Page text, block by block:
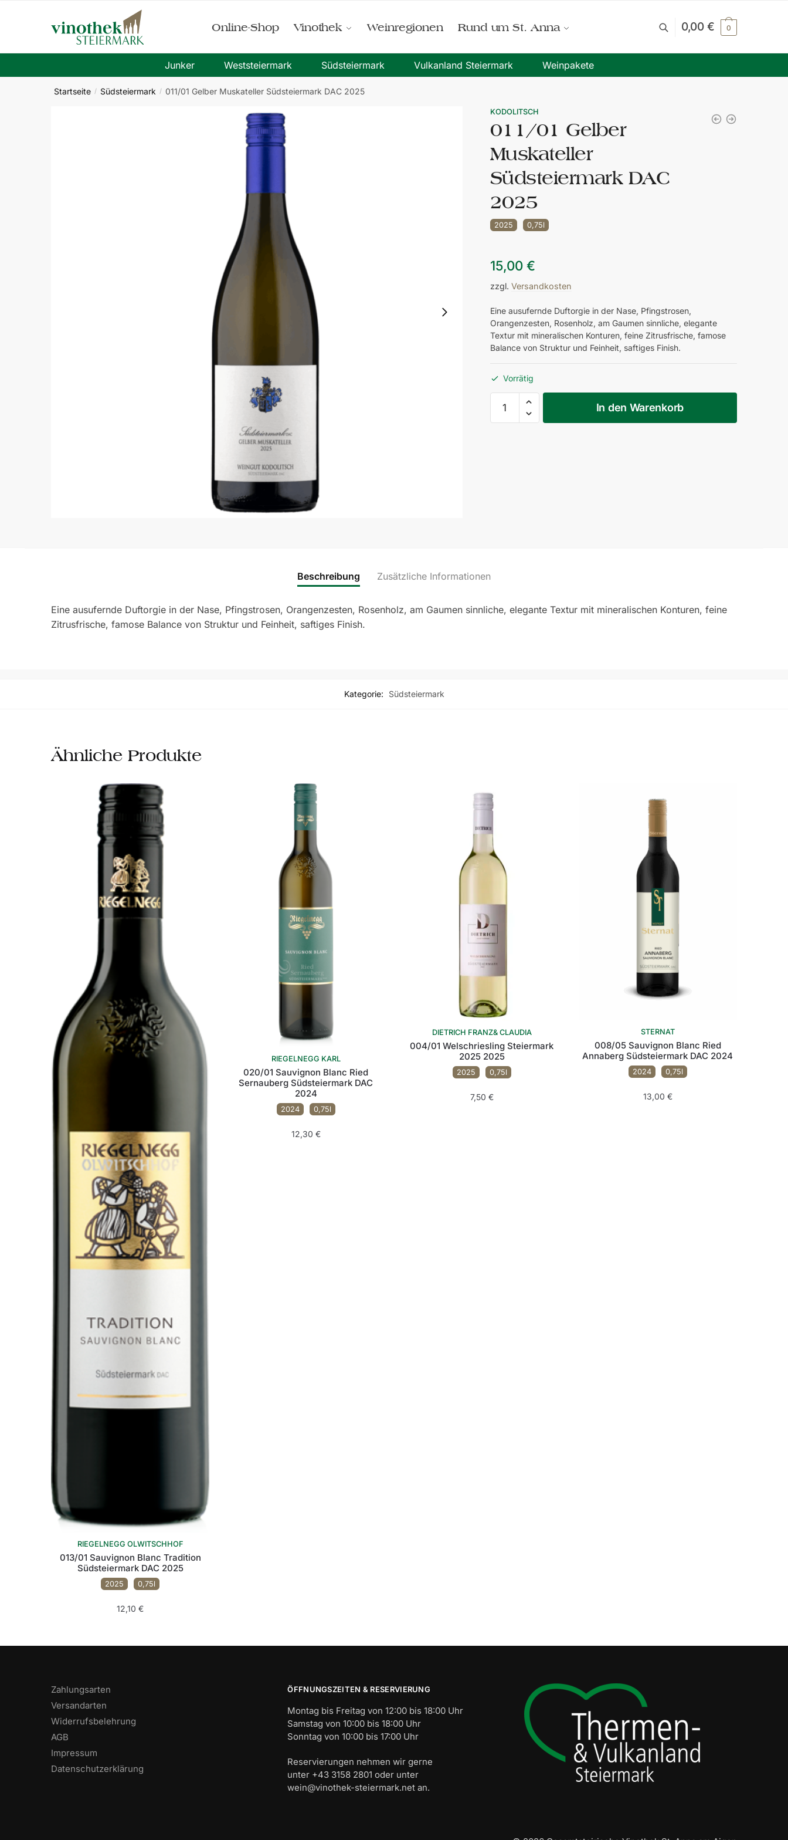
Online-Shop Vinothek Weinregionen Rund um St. Anna 0,00€ 0
Junker Weststeiermark Südsteiermark Vulkanland Steiermark Weinpakete
Startseite / Südsteiermark / 011/01 Gelber Muskateller Südsteiermark DAC 2025
KODOLITSCH
011/01 Gelber
Muskateller
Südsteiermark DAC
2025
2025 0,75l
15,00 €
zzgl. Versandkosten
Eine ausufernde Duftorgie in der Nase, Pfingstrosen,
Orangenzesten, Rosenholz, am Gaumen sinnliche, elegante
Textur mit mineralischen Konturen, feine Zitrusfrische, famose
Balance von Struktur und Feinheit, saftiges Finish.
Vorrätig
Gelber
In den Warenkorb
Beschreibung Zusätzliche Informationen
Eine ausufernde Duftorgie in der Nase, Pfingstrosen, Orangenzesten, Rosenholz, am Gaumen sinnliche, elegante Textur mit mineralischen Konturen, feine
Zitrusfrische, famose Balance von Struktur und Feinheit, saftiges Finish.
Kategorie: Südsteiermark
Ähnliche Produkte
RIEGELNEGG OLWITSCHHOF
013/01 Sauvignon Blanc Tradition
Südsteiermark DAC 2025
2025 0,75l
12,10 €
RIEGELNEGG KARL
020/01 Sauvignon Blanc Ried
Sernauberg Südsteiermark DAC
2024
2024 0,75l
12,30 €
DIETRICH FRANZ& CLAUDIA
004/01 Welschriesling Steiermark
2025 2025
2025 0,75l
7,50 €
STERNAT
008/05 Sauvignon Blanc Ried
Annaberg Südsteiermark DAC 2024
2024 0,75l
13,00 €
Zahlungsarten
Versandarten
Widerrufsbelehrung
AGB
Impressum
Datenschutzerklärung
ÖFFNUNGSZEITEN & RESERVIERUNG
Montag bis Freitag von 12:00 bis 18:00 Uhr
Samstag von 10:00 bis 18:00 Uhr
Sonntag von 10:00 bis 17:00 Uhr
Reservierungen nehmen wir gerne
unter +43 3158 2801 oder unter
wein@vinothek-steiermark.net an.